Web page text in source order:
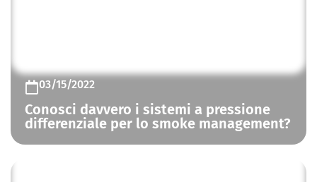
03/15/2022
Conosci davvero i sistemi a pressione
differenziale per lo smoke management?